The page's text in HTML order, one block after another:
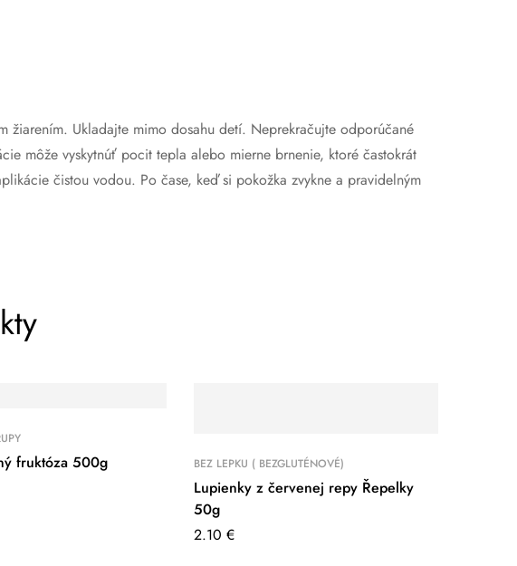
žiarením. Ukladajte mimo dosahu detí. Neprekračujte odporúčané
môže vyskytnúť pocit tepla alebo mierne brnenie, ktoré častokrát
čistou vodou. Po čase, keď si pokožka zvykne a pravidelným
fruktóza 500g
BEZ LEPKU ( BEZGLUTÉNOVÉ)
Lupienky z červenej repy Řepelky
50g
2.10 €